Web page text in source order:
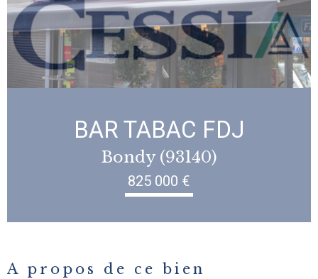
BAR TABAC FDJ
Bondy (93140)
825 000 €
A propos de ce bien